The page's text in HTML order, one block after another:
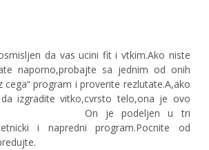
da vas ucini fit i vtkim.Ako niste
naporno,probajte sa jednim od onih
cega“ program i proverite rezlutate.A,ako
izgradite vitko,cvrsto telo,ona je ovo
On je podeljen u tri
i napredni program.Pocnite od